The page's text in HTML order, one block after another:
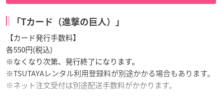
「Tカード（進撃の巨人）」
【カード発行手数料】
各550円(税込)
※なくなり次第、発行終了になります。
※TSUTAYAレンタル利用登録料が別途かかる場合もあります。
※ネット注文受付は別途配送手数料がかかります。